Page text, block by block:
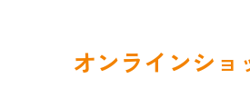
オンライ ンシ ョ